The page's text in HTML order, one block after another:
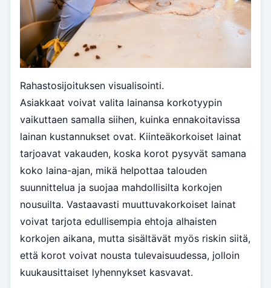
Rahastosijoituksen visualisointi.
Asiakkaat voivat valita lainansa korkotyypin
vaikuttaen samalla siihen, kuinka ennakoitavissa
lainan kustannukset ovat. Kiinteäkorkoiset lainat
tarjoavat vakauden, koska korot pysyvät samana
koko laina-ajan, mikä helpottaa talouden
suunnittelua ja suojaa mahdollisilta korkojen
nousuilta. Vastaavasti muuttuvakorkoiset lainat
voivat tarjota edullisempia ehtoja alhaisten
korkojen aikana, mutta sisältävät myös riskin siitä,
että korot voivat nousta tulevaisuudessa, jolloin
kuukausittaiset lyhennykset kasvavat.